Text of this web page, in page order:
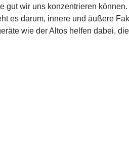
gut wir uns konzentrieren
es darum, innere und äußere
wie der Altos helfen dabei,